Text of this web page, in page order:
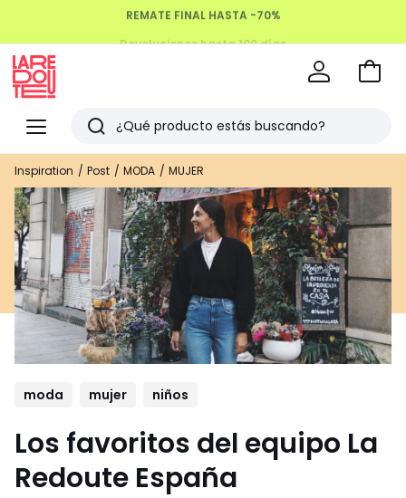
Menu
Redoute
Buscar
Últimos
artículos
vistos
Ir
Inspiration Post MODA MUJER
moda mujer niños
Los favoritos del equipo La
Redoute España